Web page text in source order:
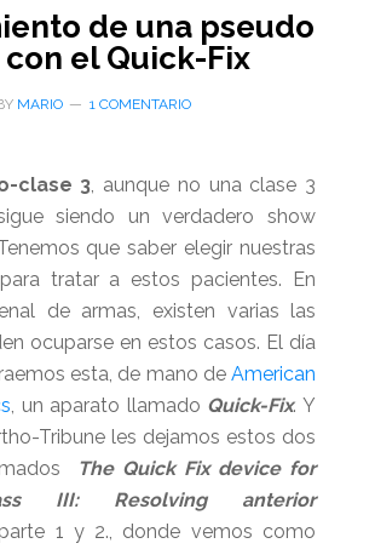
de una pseudo
con el Quick-Fix
MARIO 1 COMENTARIO
clase 3, aunque no una clase 3
siendo un verdadero show
que saber elegir nuestras
tratar a estos pacientes. En
de armas, existen varias las
ocuparse en estos casos. El día
esta, de mano deAmerican
, un aparato llamado Quick-Fix. Y
Tribune les dejamos estos dos
The Quick Fix device for
III: Resolving anterior
1 y 2., donde vemos como